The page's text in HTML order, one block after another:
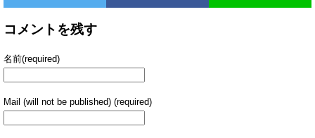
コメントを残す
名前(required)
Mail (will not be published) (required)